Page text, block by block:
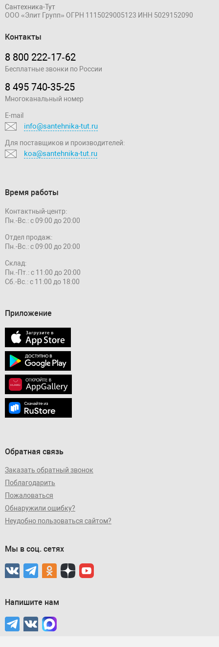
Сантехника-Тут
ООО «Элит Групп» ОГРН 1115029005123 ИНН 5029152090
Контакты
8 800 222‑17‑62
Бесплатные звонки по России
8 495 740-35-25
Многоканальный номер
E-mail
info@santehnika-tut.ru
Для поставщиков и производителей:
koa@santehnika-tut.ru
Время работы
Контактный-центр:
Пн.-Вс.: с 09:00 до 20:00
Отдел продаж:
Пн.-Вс.: с 09:00 до 20:00
Склад:
Пн.-Пт.: с 11:00 до 20:00
Сб.-Вс.: с 11:00 до 18:00
Приложение
Обратная связь
Заказать обратный звонок
Поблагодарить
Пожаловаться
Обнаружили ошибку?
Неудобно пользоваться сайтом?
Мы в соц. сетях
Напишите нам